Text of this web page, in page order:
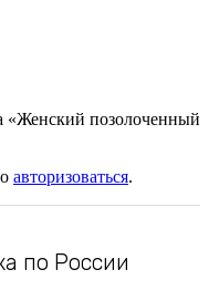
«Женский позолоченный
авторизоваться.
по России